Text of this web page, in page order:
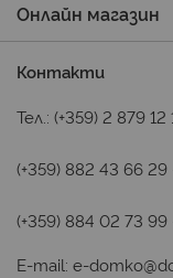
Онлайн магазин
Контакти
Тел.: (+359) 2 879 12
(+359) 882 43 66 29
(+359) 884 02 73 99
E-mail: e-